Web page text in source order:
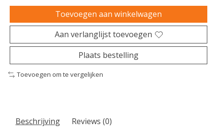
Toevoegen aan winkelwagen
Aan verlanglijst toevoegen
Plaats bestelling
Toevoegen om te vergelijken
Beschrijving Reviews (0)